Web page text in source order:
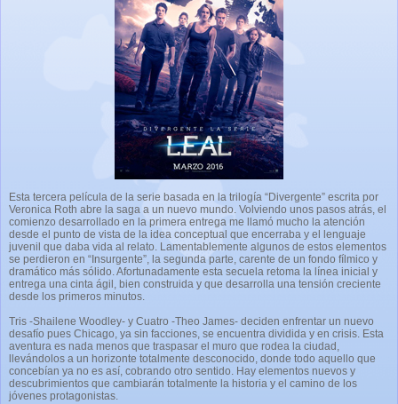
Esta tercera película de la serie basada en la trilogía “Divergente” escrita por
Veronica Roth abre la saga a un nuevo mundo. Volviendo unos pasos atrás, el
comienzo desarrollado en la primera entrega me llamó mucho la atención
desde el punto de vista de la idea conceptual que encerraba y el lenguaje
juvenil que daba vida al relato. Lamentablemente algunos de estos elementos
se perdieron en “Insurgente”, la segunda parte, carente de un fondo fílmico y
dramático más sólido. Afortunadamente esta secuela retoma la línea inicial y
entrega una cinta ágil, bien construida y que desarrolla una tensión creciente
desde los primeros minutos.
Tris -Shailene Woodley- y Cuatro -Theo James- deciden enfrentar un nuevo
desafío pues Chicago, ya sin facciones, se encuentra dividida y en crisis. Esta
aventura es nada menos que traspasar el muro que rodea la ciudad,
llevándolos a un horizonte totalmente desconocido, donde todo aquello que
concebían ya no es así, cobrando otro sentido. Hay elementos nuevos y
descubrimientos que cambiarán totalmente la historia y el camino de los
jóvenes protagonistas.